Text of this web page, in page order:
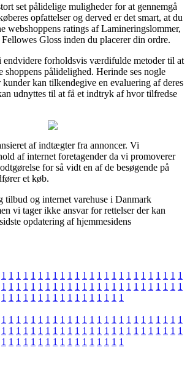
set pålidelige muligheder for at gennemgå
opfattelser og derved er det smart, at du
webshoppens ratings af Lamineringslommer,
Gloss inden du placerer din ordre.
endvidere forholdsvis værdifulde metoder til at
shoppens pålidelighed. Herinde ses nogle
kunder kan tilkendegive en evaluering af deres
udnyttes til at få et indtryk af hvor tilfredse
af indtægter fra annoncer. Vi
af internet foretagender da vi promoverer
for så vidt en af de besøgende på
et køb.
tilbud og internet varehuse i Danmark
vi tager ikke ansvar for rettelser der kan
opdatering af hjemmesidens
1 1 1 1 1 1 1 1 1 1 1 1 1 1 1 1 1 1 1 1 1 1 1 1 1
1 1 1 1 1 1 1 1 1 1 1 1 1 1 1 1 1 1 1 1 1 1 1 1 1
1 1 1 1 1 1 1 1 1 1 1 1 1 1 1 1 1
1 1 1 1 1 1 1 1 1 1 1 1 1 1 1 1 1 1 1 1 1 1 1 1 1
1 1 1 1 1 1 1 1 1 1 1 1 1 1 1 1 1 1 1 1 1 1 1 1 1
1 1 1 1 1 1 1 1 1 1 1 1 1 1 1 1 1